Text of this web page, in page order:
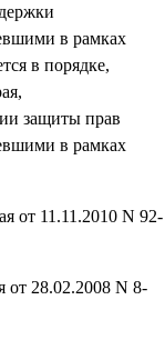
в рамках
в порядке,
защиты прав
в рамках
от 11.11.2010 N 92-
от 28.02.2008 N 8-